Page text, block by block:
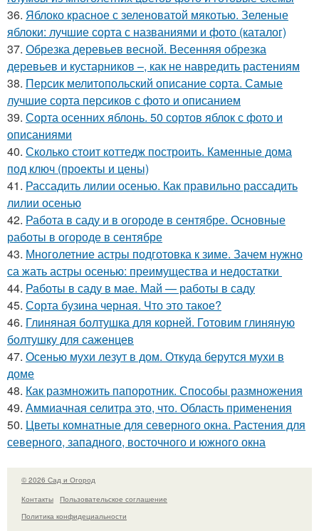
36. Яблоко красное с зеленоватой мякотью. Зеленые
яблоки: лучшие сорта с названиями и фото (каталог)
37. Обрезка деревьев весной. Весенняя обрезка
деревьев и кустарников –, как не навредить растениям
38. Персик мелитопольский описание сорта. Самые
лучшие сорта персиков с фото и описанием
39. Сорта осенних яблонь. 50 сортов яблок с фото и
описаниями
40. Сколько стоит коттедж построить. Каменные дома
под ключ (проекты и цены)
41. Рассадить лилии осенью. Как правильно рассадить
лилии осенью
42. Работа в саду и в огороде в сентябре. Основные
работы в огороде в сентябре
43. Многолетние астры подготовка к зиме. Зачем нужно
са жать астры осенью: преимущества и недостатки
44. Работы в саду в мае. Май — работы в саду
45. Сорта бузина черная. Что это такое?
46. Глиняная болтушка для корней. Готовим глиняную
болтушку для саженцев
47. Осенью мухи лезут в дом. Откуда берутся мухи в
доме
48. Как размножить папоротник. Способы размножения
49. Аммиачная селитра это, что. Область применения
50. Цветы комнатные для северного окна. Растения для
северного, западного, восточного и южного окна
© 2026 Сад и Огород
Контакты
Пользовательское соглашение
Политика конфидециальности